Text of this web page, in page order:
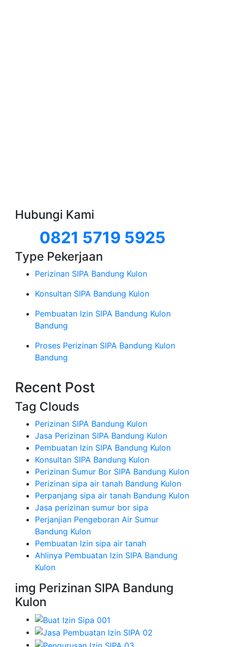
Hubungi Kami
0821 5719 5925
Type Pekerjaan
Perizinan SIPA Bandung Kulon
Konsultan SIPA Bandung Kulon
Pembuatan Izin SIPA Bandung Kulon
Bandung
Proses Perizinan SIPA Bandung Kulon
Bandung
Recent Post
Tag Clouds
Perizinan SIPA Bandung Kulon
Jasa Perizinan SIPA Bandung Kulon
Pembuatan Izin SIPA Bandung Kulon
Konsultan SIPA Bandung Kulon
Perizinan Sumur Bor SIPA Bandung Kulon
Perizinan sipa air tanah Bandung Kulon
Perpanjang sipa air tanah Bandung Kulon
Jasa perizinan sumur bor sipa
Perjanjian Pengeboran Air Sumur
Bandung Kulon
Pembuatan Izin sipa air tanah
Ahlinya Pembuatan Izin SIPA Bandung
Kulon
img Perizinan SIPA Bandung
Kulon